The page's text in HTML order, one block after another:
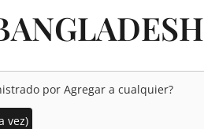
por Agregar a cualquier?
vez)